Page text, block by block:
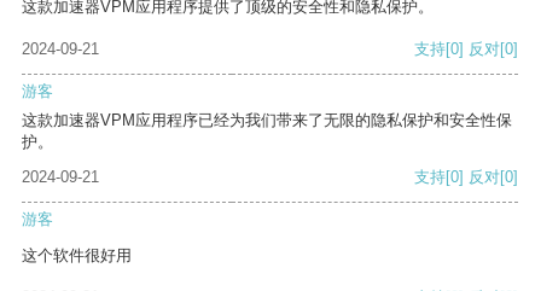
这款加速器VPM应用程序提供了顶级的安全性和隐私保护。
2024-09-21 支持[0] 反对[0]
游客
这款加速器VPM应用程序已经为我们带来了无限的隐私保护和安全性保
护。
2024-09-21
支持[0] 反对[0]
游客
这个软件很好用